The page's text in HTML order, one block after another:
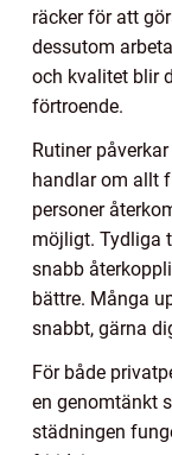
räcker för att
dessutom
och kvalitet blir
förtroende.
Rutiner
handlar om allt
personer
möjligt. Tydliga
snabb
bättre. Många
snabbt, gärna
För både
en genomtänkt
städningen